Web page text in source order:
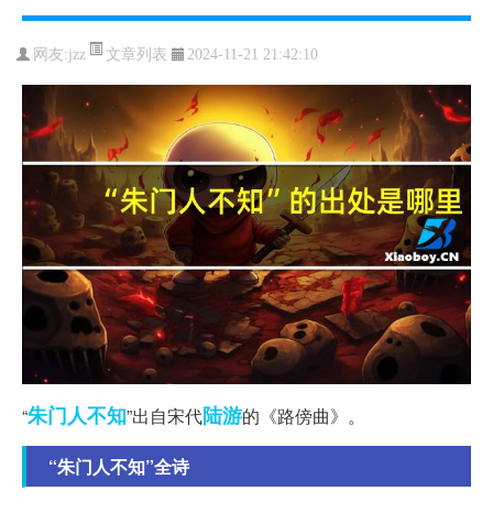
网友:jzz 文章列表 2024-11-21 21:42:10
“朱门人不知”出自宋代陆游的《路傍曲》。
“朱门人不知”全诗